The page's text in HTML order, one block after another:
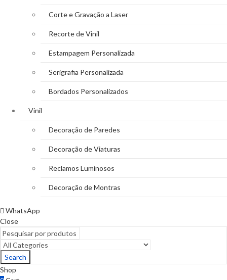
Corte e Gravação a Laser
Recorte de Vinil
Estampagem Personalizada
Serigrafia Personalizada
Bordados Personalizados
Vinil
Decoração de Paredes
Decoração de Viaturas
Reclamos Luminosos
Decoração de Montras
WhatsApp
Close
Search
Shop